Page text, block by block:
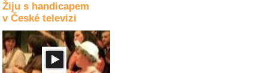
Žiju s handicapem
v České televizi